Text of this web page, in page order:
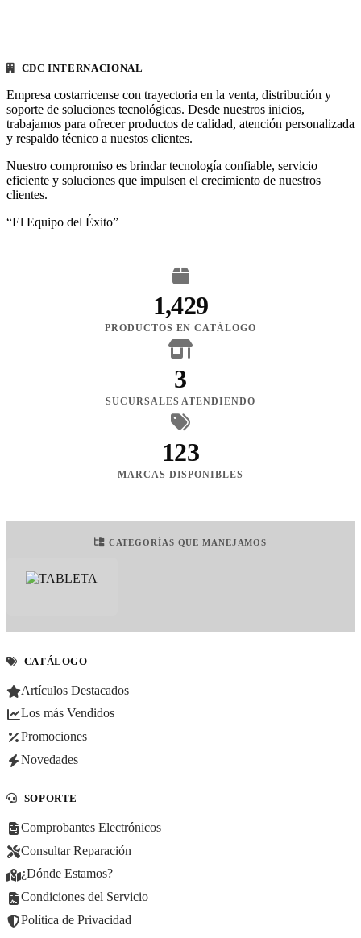
CDC INTERNACIONAL
Empresa costarricense con trayectoria en la venta, distribución y
soporte de soluciones tecnológicas. Desde nuestros inicios,
trabajamos para ofrecer productos de calidad, atención personalizada
y respaldo técnico a nuestos clientes.
Nuestro compromiso es brindar tecnología confiable, servicio
eficiente y soluciones que impulsen el crecimiento de nuestros
clientes.
“El Equipo del Éxito”
1,429
PRODUCTOS EN CATÁLOGO
3
SUCURSALES ATENDIENDO
123
MARCAS DISPONIBLES
CATEGORÍAS QUE MANEJAMOS
CATÁLOGO
Artículos Destacados
Los más Vendidos
Promociones
Novedades
SOPORTE
Comprobantes Electrónicos
Consultar Reparación
¿Dónde Estamos?
Condiciones del Servicio
Política de Privacidad